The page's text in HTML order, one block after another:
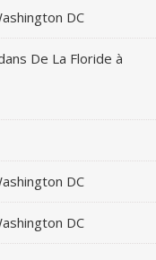
DC
De La Floride à
DC
DC